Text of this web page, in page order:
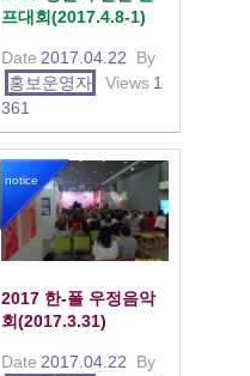
프대회(2017.4.8-1)
Date 2017.04.22
By
홍보운영자
Views 1
361
notice
2017 한-폴 우정음악
회(2017.3.31)
Date 2017.04.22
By